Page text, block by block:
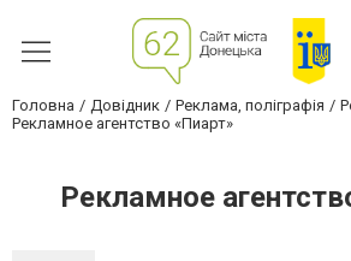
Головна Довідник Реклама, поліграфія
Рекламное агентство «Пиарт»
Рекламное